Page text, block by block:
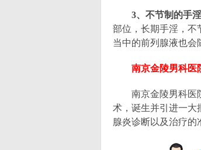
3、不节制的手淫
部位，长期手淫，不
当中的前列腺液也会
南京金陵男科医
南京金陵男科医院
术，诞生并引进一大
腺炎诊断以及治疗的